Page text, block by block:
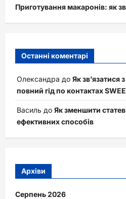
Приготування макаронів: як
Останні коментарі
Олександра до Як зв’язатися
повний гід по контактах
Василь до Як зменшити
ефективних способів
Архіви
Серпень 2026